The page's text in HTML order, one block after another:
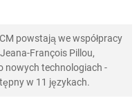
powstają we współpracy
François Pillou,
nowych technologiach -
w 11 językach.